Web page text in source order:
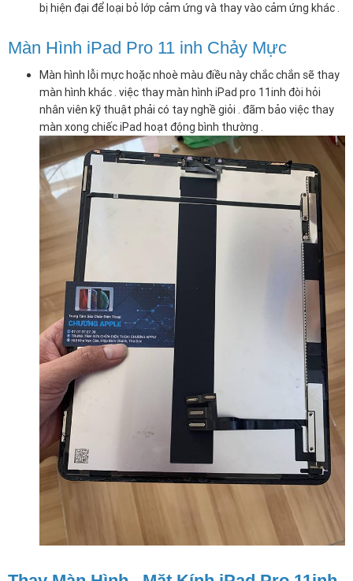
bị hiện đại để loại bỏ lớp cảm ứng và thay vào cảm ứng khác .
Màn Hình iPad Pro 11 inh Chảy Mực
Màn hình lỗi mực hoặc nhoè màu điều này chắc chắn sẽ thay
màn hình khác . việc thay màn hình iPad pro 11inh đòi hỏi
nhân viên kỹ thuật phải có tay nghề giỏi . đãm bảo việc thay
màn xong chiếc iPad hoạt động bình thường .